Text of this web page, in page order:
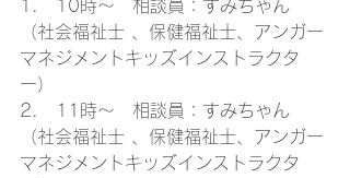
1.　10時～　相談員：すみちゃん
（社会福祉士 、保健福祉士、アンガー
マネジメントキッズインストラクタ
ー）
2.　11時～　相談員：すみちゃん
（社会福祉士 、保健福祉士、アンガー
マネジメントキッズインストラクタ